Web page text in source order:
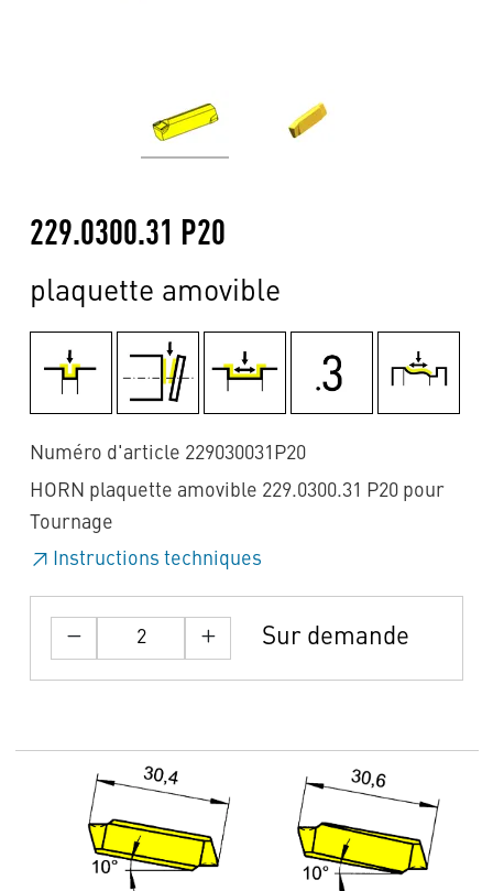
229.0300.31 P20
plaquette amovible
Numéro d'article 229030031P20
HORN plaquette amovible 229.0300.31 P20 pour
Tournage
Instructions techniques
Sur demande